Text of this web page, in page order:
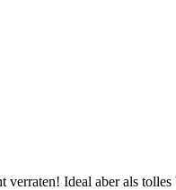
Ideal aber als tolles